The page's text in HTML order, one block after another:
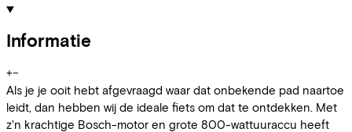
Informatie
+−
Als je je ooit hebt afgevraagd waar dat onbekende pad naartoe
leidt, dan hebben wij de ideale fiets om dat te ontdekken. Met
z'n krachtige Bosch-motor en grote 800-wattuuraccu heeft